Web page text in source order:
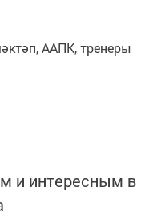
ААПК, тренеры
и интересным в